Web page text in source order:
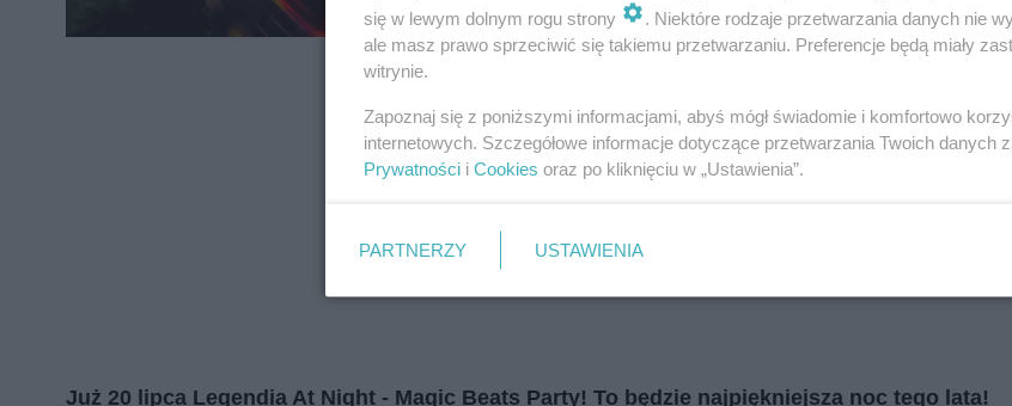
Już 20 lipca Legendia At Night - Magic Beats Party! To będzie najpiękniejsza noc tego lata!
Zabrze
Zagłębie
się w lewym dolnym rogu strony
. Niektóre rodzaje przetwarzania danych nie
ale masz prawo sprzeciwić się takiemu przetwarzaniu. Preferencje będą miały
witrynie.
Zapoznaj się z poniższymi informacjami, abyś mógł świadomie i komfortowo
internetowych. Szczegółowe informacje dotyczące przetwarzania Twoich danych
Prywatności i Cookies oraz po kliknięciu w „Ustawienia”.
PARTNERZY USTAWIENIA